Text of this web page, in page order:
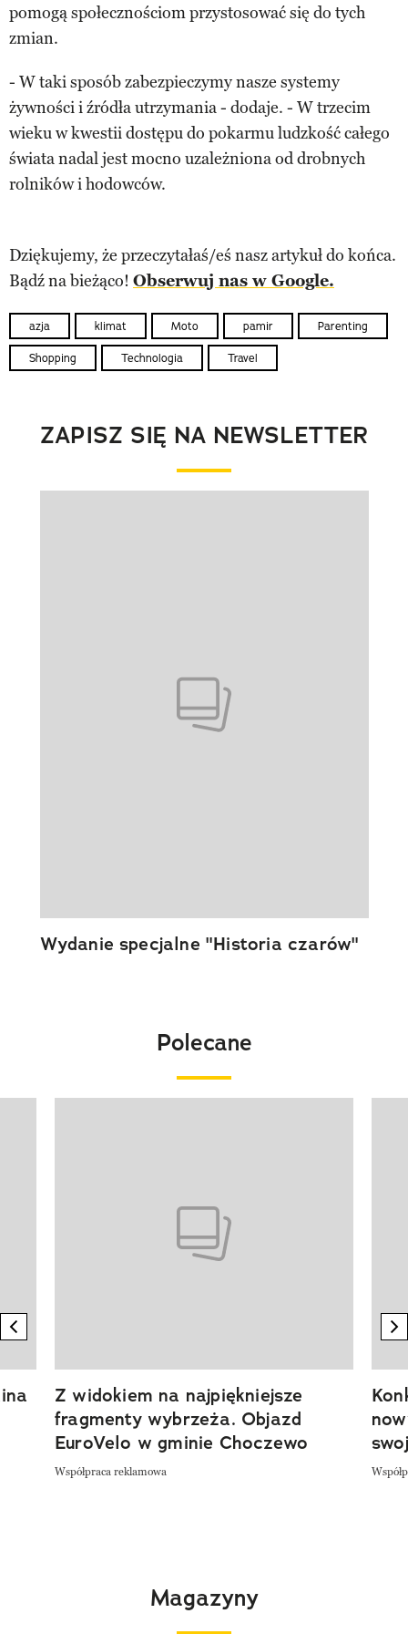
pomogą społecznościom przystosować się do tych
zmian.
- W taki sposób zabezpieczymy nasze systemy
żywności i źródła utrzymania - dodaje. - W trzecim
wieku w kwestii dostępu do pokarmu ludzkość całego
świata nadal jest mocno uzależniona od drobnych
rolników i hodowców.
Dziękujemy, że przeczytałaś/eś nasz artykuł do końca.
Bądź na bieżąco! Obserwuj nas w Google.
azja klimat Moto pamir Parenting
Shopping Technologia Travel
ZAPISZ SIĘ NA NEWSLETTER
Wydanie specjalne "Historia czarów"
Polecane
previous element
Z widokiem na najpiękniejsze
fragmenty wybrzeża. Objazd
EuroVelo w gminie Choczewo
Współpraca reklamowa
Magazyny